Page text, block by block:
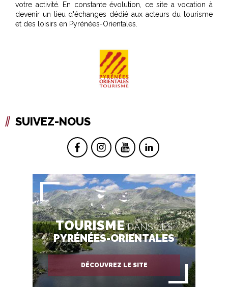
votre activité. En constante évolution, ce site a vocation à
devenir un lieu d'échanges dédié aux acteurs du tourisme
et des loisirs en Pyrénées-Orientales.
SUIVEZ-NOUS
TOURISMEDANS LES
PYRÉNÉES-ORIENTALES
DÉCOUVREZ LE SITE